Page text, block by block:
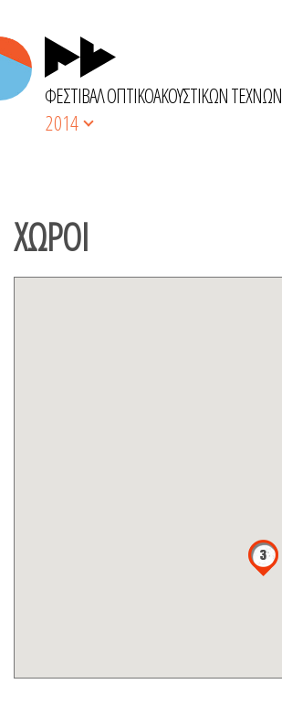
ΦΕΣΤΙΒΑΛ ΟΠΤΙΚΟΑΚΟΥΣΤΙΚΩΝ ΤΕΧΝΩΝ
2014
ΧΩΡΟΙ